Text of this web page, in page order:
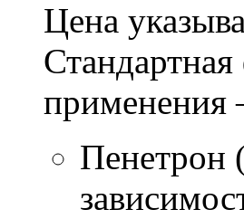
Цена
применения
Пенетрон